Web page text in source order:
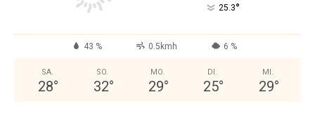
25.3°
43 % 0.5kmh 6 %
SA.
28°
SO.
32°
MO.
29°
DI.
25°
MI.
29°